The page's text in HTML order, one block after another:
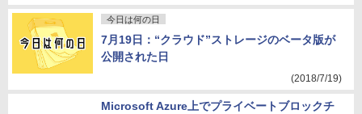
今日は何の日
7月19日：“クラウド”ストレージのベータ版が
公開された日
(2018/7/19)
Microsoft Azure上でプライベートブロックチ